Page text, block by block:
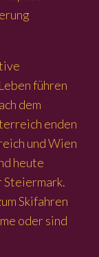
führen
dem
enden
und Wien
heute
Steiermark.
Skifahren
oder sind